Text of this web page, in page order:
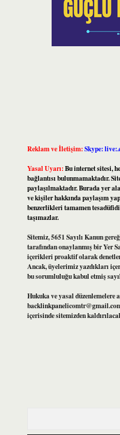
Reklam ve İletişim:Skype:
Yasal Uyarı:Bu internet sitesi,
bağlantısı bulunmamaktadır.
paylaşılmaktadır. Burada yer
ve kişiler hakkında paylaşım
benzerlikleri tamamen
taşımazlar.
Sitemiz, 5651 Sayılı Kanun
tarafından onaylanmış bir Yer
içerikleri proaktif olarak
Ancak, üyelerimiz yazdıkları
bu sorumluluğu kabul etmiş
Hukuka ve yasal düzenlemelere
içerisinde sitemizden